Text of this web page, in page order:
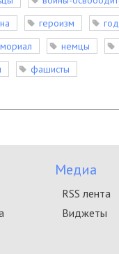
героизм
немцы
фашисты
Медиа
RSS лента
Виджеты